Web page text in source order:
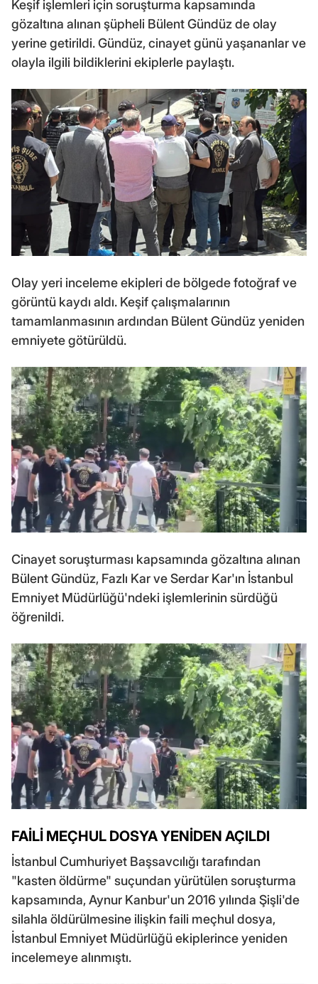
Keşif işlemleri için soruşturma kapsamında
gözaltına alınan şüpheli Bülent Gündüz de olay
yerine getirildi. Gündüz, cinayet günü yaşananlar ve
olayla ilgili bildiklerini ekiplerle paylaştı.
Olay yeri inceleme ekipleri de bölgede fotoğraf ve
görüntü kaydı aldı. Keşif çalışmalarının
tamamlanmasının ardından Bülent Gündüz yeniden
emniyete götürüldü.
Cinayet soruşturması kapsamında gözaltına alınan
Bülent Gündüz, Fazlı Kar ve Serdar Kar'ın İstanbul
Emniyet Müdürlüğü'ndeki işlemlerinin sürdüğü
öğrenildi.
FAİLİ MEÇHUL DOSYA YENİDEN AÇILDI
İstanbul Cumhuriyet Başsavcılığı tarafından
"kasten öldürme" suçundan yürütülen soruşturma
kapsamında, Aynur Kanbur'un 2016 yılında Şişli'de
silahla öldürülmesine ilişkin faili meçhul dosya,
İstanbul Emniyet Müdürlüğü ekiplerince yeniden
incelemeye alınmıştı.